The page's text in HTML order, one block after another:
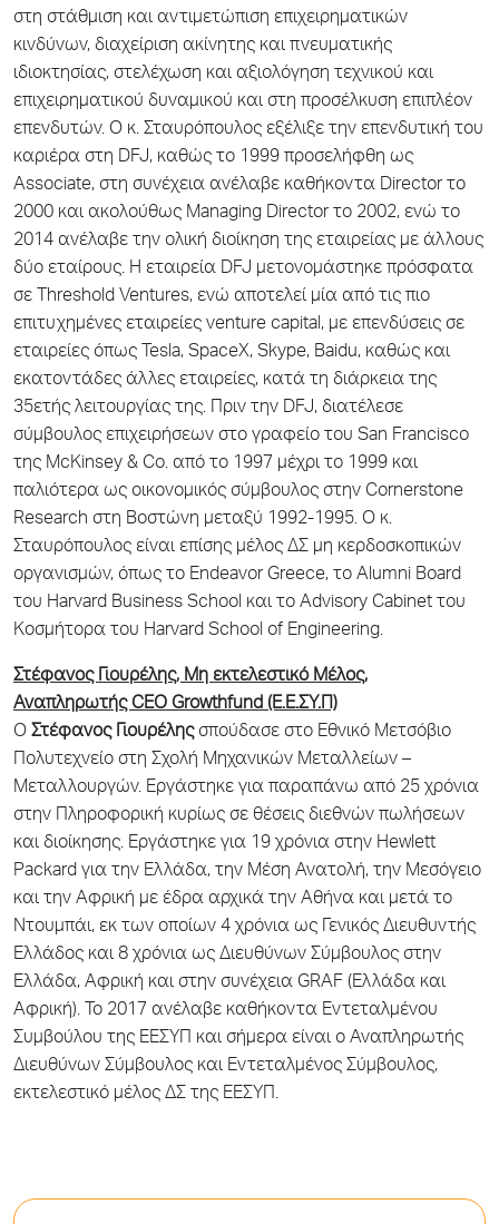
στη στάθμιση και αντιμετώπιση επιχειρηματικών
κινδύνων, διαχείριση ακίνητης και πνευματικής
ιδιοκτησίας, στελέχωση και αξιολόγηση τεχνικού και
επιχειρηματικού δυναμικού και στη προσέλκυση επιπλέον
επενδυτών. Ο κ. Σταυρόπουλος εξέλιξε την επενδυτική του
καριέρα στη DFJ, καθώς το 1999 προσελήφθη ως
Associate, στη συνέχεια ανέλαβε καθήκοντα Director το
2000 και ακολούθως Managing Director το 2002, ενώ το
2014 ανέλαβε την ολική διοίκηση της εταιρείας με άλλους
δύο εταίρους. Η εταιρεία DFJ μετονομάστηκε πρόσφατα
σε Threshold Ventures, ενώ αποτελεί μία από τις πιο
επιτυχημένες εταιρείες venture capital, με επενδύσεις σε
εταιρείες όπως Tesla, SpaceX, Skype, Baidu, καθώς και
εκατοντάδες άλλες εταιρείες, κατά τη διάρκεια της
35ετής λειτουργίας της. Πριν την DFJ, διατέλεσε
σύμβουλος επιχειρήσεων στο γραφείο του San Francisco
της McKinsey & Co. από το 1997 μέχρι το 1999 και
παλιότερα ως οικονομικός σύμβουλος στην Cornerstone
Research στη Βοστώνη μεταξύ 1992-1995. Ο κ.
Σταυρόπουλος είναι επίσης μέλος ΔΣ μη κερδοσκοπικών
οργανισμών, όπως το Endeavor Greece, το Alumni Board
του Harvard Business School και το Advisory Cabinet του
Κοσμήτορα του Harvard School of Engineering.
Στέφανος Γιουρέλης, Μη εκτελεστικό Μέλος,
Αναπληρωτής CEO Growthfund (Ε.Ε.ΣΥ.Π)
Ο Στέφανος Γιουρέληςσπούδασε στο Εθνικό Μετσόβιο
Πολυτεχνείο στη Σχολή Μηχανικών Μεταλλείων –
Μεταλλουργών. Εργάστηκε για παραπάνω από 25 χρόνια
στην Πληροφορική κυρίως σε θέσεις διεθνών πωλήσεων
και διοίκησης. Εργάστηκε για 19 χρόνια στην Hewlett
Packard για την Ελλάδα, την Μέση Ανατολή, την Μεσόγειο
και την Αφρική με έδρα αρχικά την Αθήνα και μετά το
Ντουμπάι, εκ των οποίων 4 χρόνια ως Γενικός Διευθυντής
Ελλάδος και 8 χρόνια ως Διευθύνων Σύμβουλος στην
Ελλάδα, Αφρική και στην συνέχεια GRAF (Ελλάδα και
Αφρική). Το 2017 ανέλαβε καθήκοντα Εντεταλμένου
Συμβούλου της ΕΕΣΥΠ και σήμερα είναι ο Αναπληρωτής
Διευθύνων Σύμβουλος και Εντεταλμένος Σύμβουλος,
εκτελεστικό μέλος ΔΣ της ΕΕΣΥΠ.